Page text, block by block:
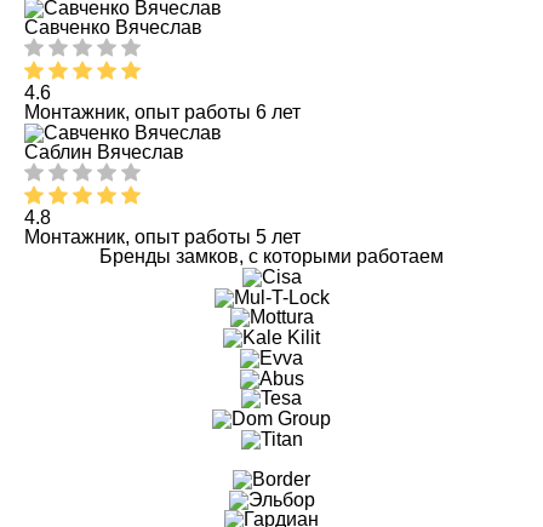
Савченко Вячеслав
4.6
Монтажник, опыт работы 6 лет
Саблин Вячеслав
4.8
Монтажник, опыт работы 5 лет
Бренды замков, с которыми работаем